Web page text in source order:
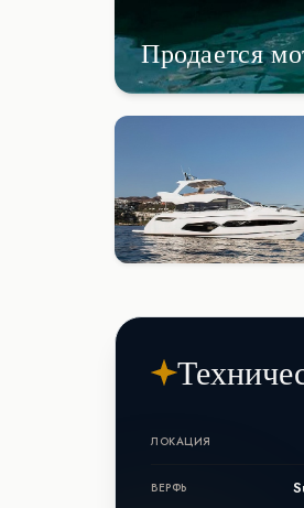
Продается
ЛОКАЦИЯ
ВЕРФЬ